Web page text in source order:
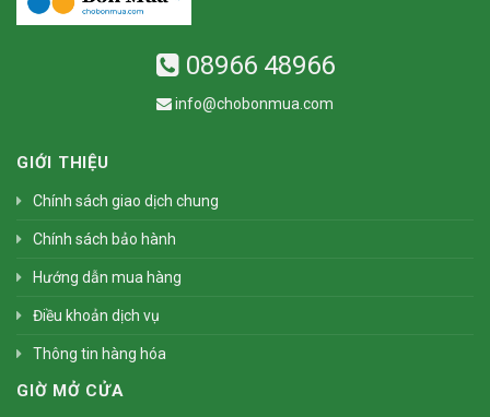
08966 48966
info@chobonmua.com
GIỚI THIỆU
Chính sách giao dịch chung
Chính sách bảo hành
Hướng dẫn mua hàng
Điều khoản dịch vụ
Thông tin hàng hóa
GIỜ MỞ CỬA